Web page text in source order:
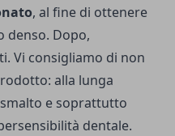
, al fine di ottenere
denso. Dopo,
Vi consigliamo di non
alla lunga
e soprattutto
dentale.